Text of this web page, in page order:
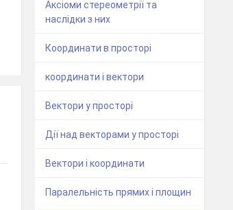
Аксіоми стереометрії та
наслідки з них
Координати в просторі
координати і вектори
Вектори у просторі
Дії над векторами у просторі
Вектори і координати
Паралельність прямих і площин